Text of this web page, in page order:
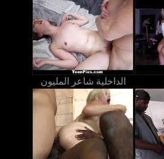
الداخلية شاعر المليون